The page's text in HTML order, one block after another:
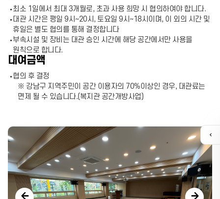
최소 1일에서 최대 3개월로, 초과 사용 희망 시 협의하여야 합니다.
대관 시간은 평일 9시~20시, 토요일 9시~18시이며, 이 외의 시간 및
휴일은 별도 협의를 통해 결정합니다
부속시설 및 장비는 대관 승인 시간에 해당 공간에서만 사용을
원칙으로 합니다.
대여금액
협의 후 결정
※ 강남구 지역주민이 공간 이용자의 70%이상인 경우, 대관료는
면제 될 수 있습니다.(복지관 공간개방사업)
퀵
메
열
카톡채널